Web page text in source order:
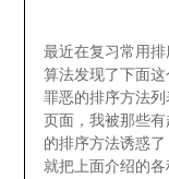
最近在复习常用排
算法发现了下面这
罪恶的排序方法列
页面，我被那些有
的排序方法诱惑了
就把上面介绍的各